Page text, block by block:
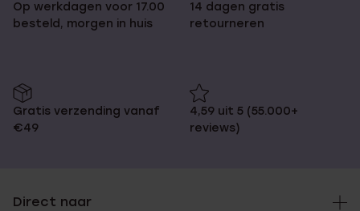
Op werkdagen voor 17.00
besteld, morgen in huis
14 dagen gratis
retourneren
Gratis verzending vanaf
€49
4,59 uit 5 (55.000+
reviews)
Direct naar